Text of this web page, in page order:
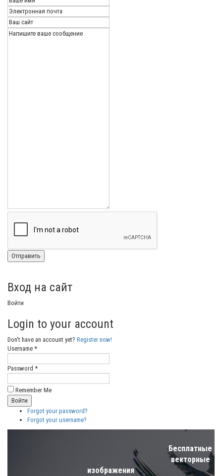
Вход на сайт
Войти
Login to your account
Don't have an account yet? Register now!
Username *
Password *
Remember Me
Forgot your password?
Forgot your username?
Бесплатные
векторные
изображения